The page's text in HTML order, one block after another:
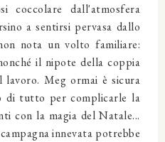
coccolare dall'atmosfera
a sentirsi pervasa dallo
nota un volto familiare:
il nipote della coppia
lavoro. Meg ormai è sicura
di tutto per complicarle la
con la magia del Natale...
innevata potrebbe